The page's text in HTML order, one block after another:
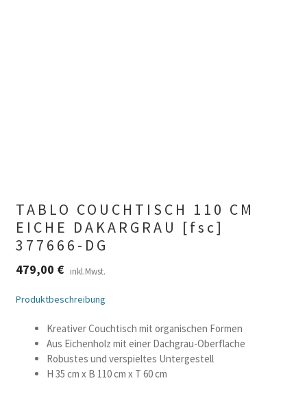
TABLO COUCHTISCH 110 CM
EICHE DAKARGRAU [fsc]
377666-DG
479,00 € inkl.Mwst.
Produktbeschreibung
Kreativer Couchtisch mit organischen Formen
Aus Eichenholz mit einer Dachgrau-Oberflache
Robustes und verspieltes Untergestell
H 35 cm x B 110 cm x T 60 cm